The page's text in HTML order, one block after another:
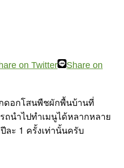
on Twitter
Share on
ดอกโสนพืชผักพื้นบ้านที่
นำไปทำเมนูได้หลากหลาย
ะ 1 ครั้งเท่านั้นครับ